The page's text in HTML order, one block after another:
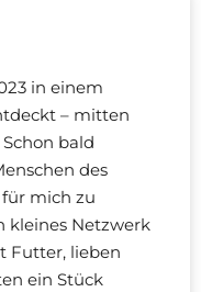
in einem
– mitten
bald
des
mich zu
kleines Netzwerk
Futter, lieben
ein Stück